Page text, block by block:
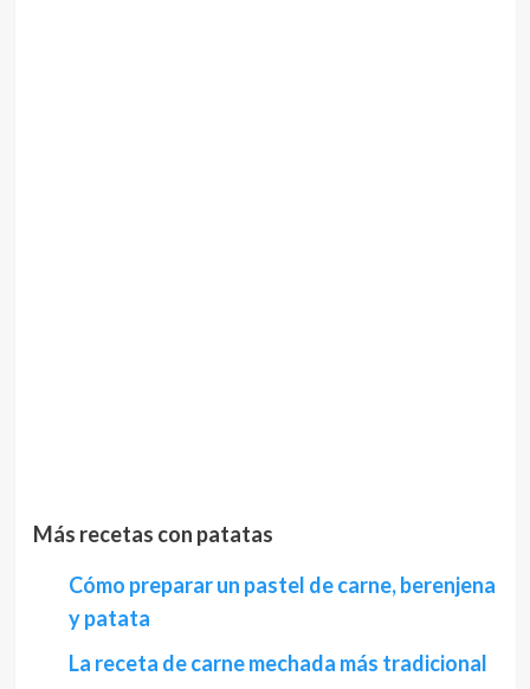
Más recetas con patatas
Cómo preparar un pastel de carne, berenjena
y patata
La receta de carne mechada más tradicional